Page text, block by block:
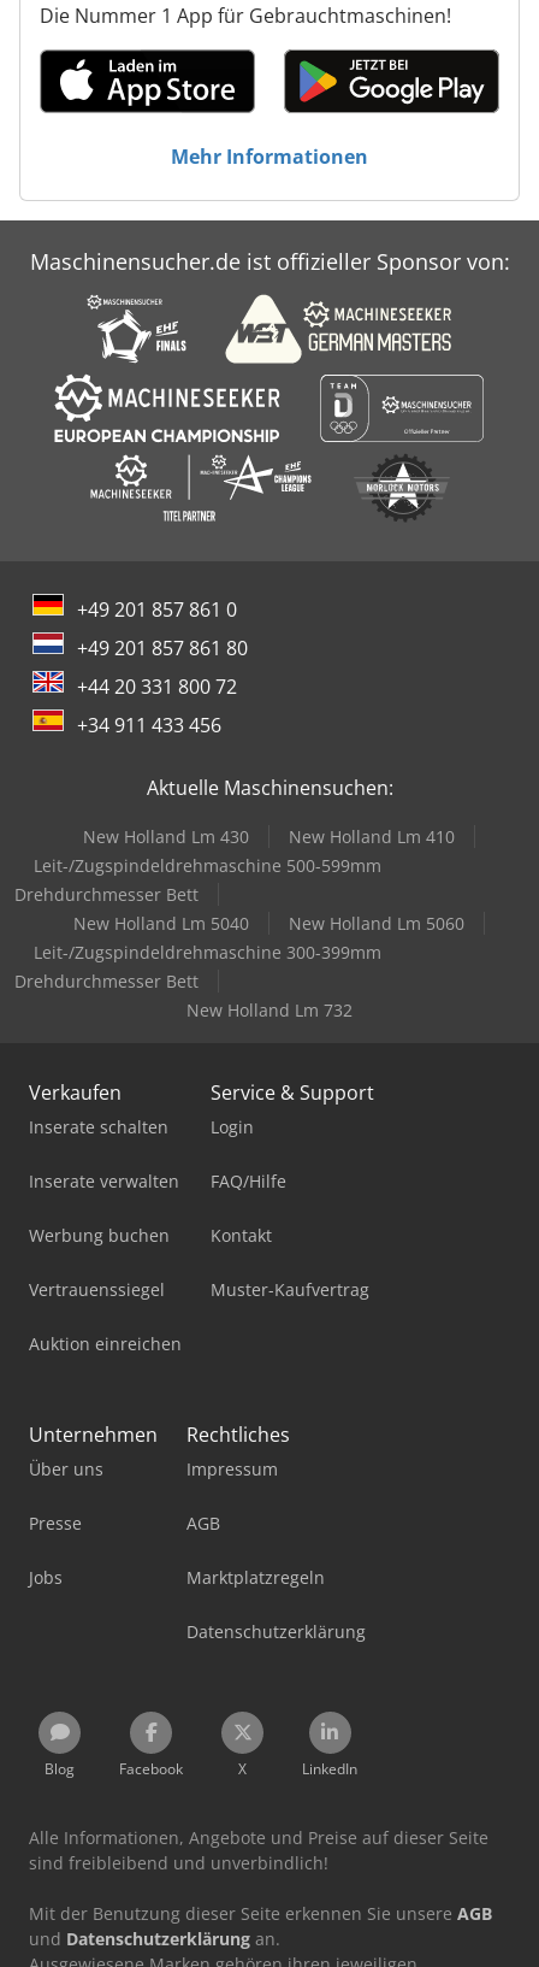
Die Nummer 1 App für Gebrauchtmaschinen!
Mehr Informationen
Maschinensucher.de ist offizieller Sponsor von:
+49 201 857 861 0
+49 201 857 861 80
+44 20 331 800 72
+34 911 433 456
Aktuelle Maschinensuchen:
New Holland Lm 430
New Holland Lm 410
Leit-/Zugspindeldrehmaschine 500-599mm
Drehdurchmesser Bett
New Holland Lm 5040
New Holland Lm 5060
Leit-/Zugspindeldrehmaschine 300-399mm
Drehdurchmesser Bett
New Holland Lm 732
Verkaufen
Inserate schalten
Inserate verwalten
Werbung buchen
Vertrauenssiegel
Auktion einreichen
Service & Support
Login
FAQ/Hilfe
Kontakt
Muster-Kaufvertrag
Unternehmen
Über uns
Presse
Jobs
Rechtliches
Impressum
AGB
Marktplatzregeln
Datenschutzerklärung
Blog Facebook X LinkedIn
Alle Informationen, Angebote und Preise auf dieser Seite
sind freibleibend und unverbindlich!
Mit der Benutzung dieser Seite erkennen Sie unsere AGB
und Datenschutzerklärung an.